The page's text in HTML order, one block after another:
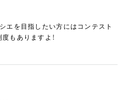
エを目指したい方にはコンテスト
もありますよ！